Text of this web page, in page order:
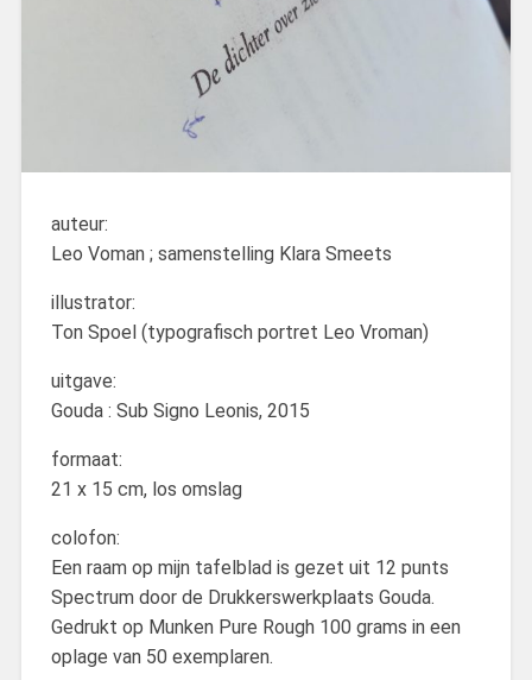
auteur:
Leo Voman ; samenstelling Klara Smeets
illustrator:
Ton Spoel (typografisch portret Leo Vroman)
uitgave:
Gouda : Sub Signo Leonis, 2015
formaat:
21 x 15 cm, los omslag
colofon:
Een raam op mijn tafelblad is gezet uit 12 punts
Spectrum door de Drukkerswerkplaats Gouda.
Gedrukt op Munken Pure Rough 100 grams in een
oplage van 50 exemplaren.